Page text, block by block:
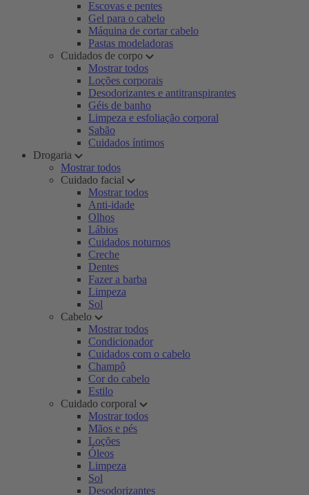
Escovas e pentes
Gel para o cabelo
Máquina de cortar cabelo
Pastas modeladoras
Cuidados de corpo
Mostrar todos
Loções corporais
Desodorizantes e antitranspirantes
Géis de banho
Limpeza e esfoliação corporal
Sabão
Cuidados íntimos
Drogaria
Mostrar todos
Cuidado facial
Mostrar todos
Anti-idade
Olhos
Lábios
Cuidados noturnos
Creche
Dentes
Fazer a barba
Limpeza
Sol
Cabelo
Mostrar todos
Condicionador
Cuidados com o cabelo
Champô
Cor do cabelo
Estilo
Cuidado corporal
Mostrar todos
Mãos e pés
Loções
Óleos
Limpeza
Sol
Desodorizantes